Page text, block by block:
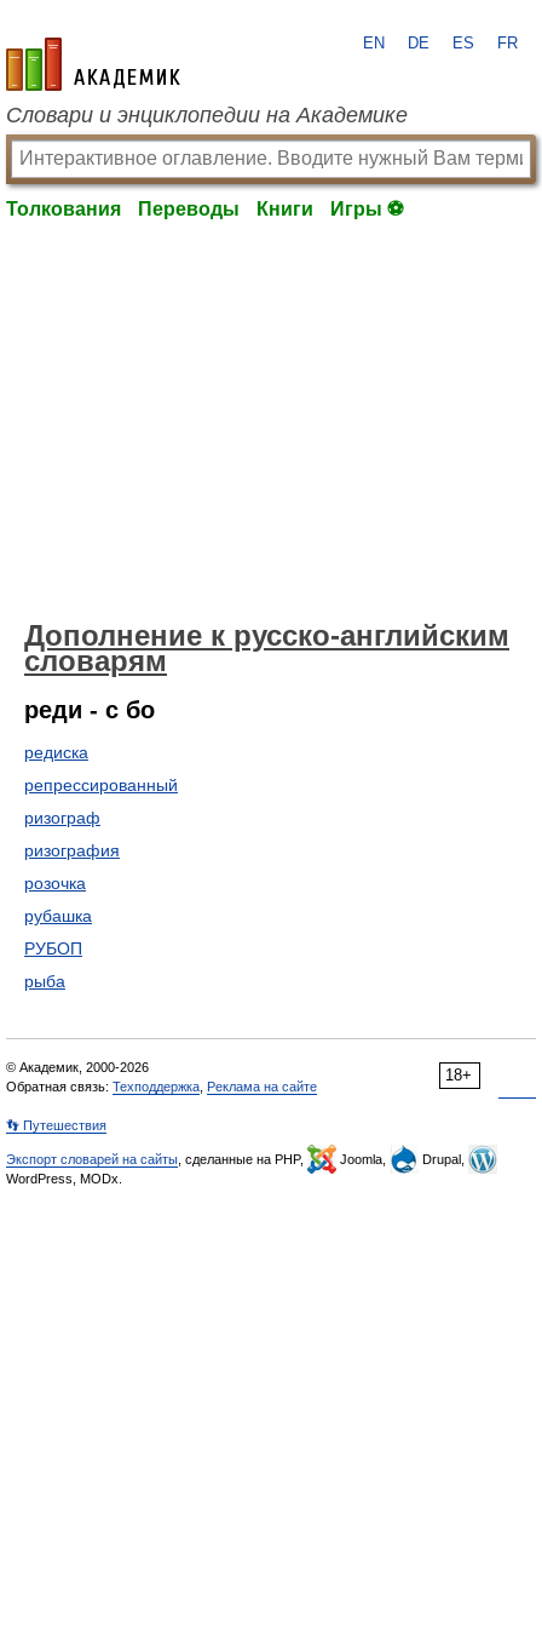
academic.ru
EN DE ES FR
Словари и энциклопедии на Академике
Толкования Переводы Книги Игры ⚽
Дополнение к русско-английским
словарям
реди - с бо
редиска
репрессированный
ризограф
ризография
розочка
рубашка
РУБОП
рыба
18+
© Академик, 2000-2026
Обратная связь: Техподдержка Реклама на сайте
👣 Путешествия
Экспорт словарей на сайты , сделанные на PHP, Joomla,
Drupal,
WordPress, MODx.